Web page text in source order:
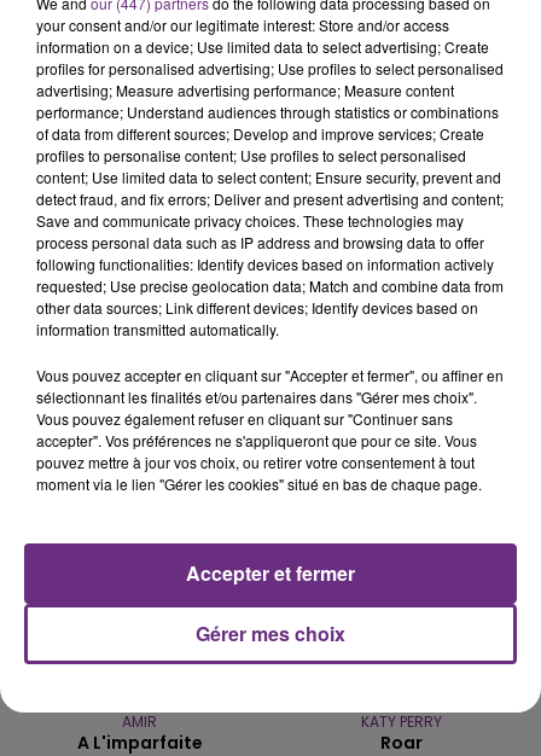
s'est avéré être plus précoce que prévu,
l'inspection du Travail en profite pour rappeler
les conditions de...
TITRES DIFFUSÉS
22h55
22h55
JECK & CARLA
La Recette
22h51
22h51
GWEN STEFANI
The Sweet Escape
22h47
22h47
AMIR
A L'imparfaite
22h44
22h44
KATY PERRY
Roar
your consent and/or our legitimate interest: Store and/or access
information on a device; Use limited data to select advertising; Create
profiles for personalised advertising; Use profiles to select personalised
advertising; Measure advertising performance; Measure content
performance; Understand audiences through statistics or combinations
of data from different sources; Develop and improve services; Create
profiles to personalise content; Use profiles to select personalised
content; Use limited data to select content; Ensure security, prevent and
detect fraud, and fix errors; Deliver and present advertising and content;
Save and communicate privacy choices. These technologies may
process personal data such as IP address and browsing data to offer
following functionalities: Identify devices based on information actively
requested; Use precise geolocation data; Match and combine data from
other data sources; Link different devices; Identify devices based on
information transmitted automatically.
Vous pouvez accepter en cliquant sur "Accepter et fermer", ou affiner en
sélectionnant les finalités et/ou partenaires dans "Gérer mes choix".
Vous pouvez également refuser en cliquant sur "Continuer sans
accepter". Vos préférences ne s'appliqueront que pour ce site. Vous
pouvez mettre à jour vos choix, ou retirer votre consentement à tout
moment via le lien "Gérer les cookies" situé en bas de chaque page.
Gérer mes choix
Accepter et fermer